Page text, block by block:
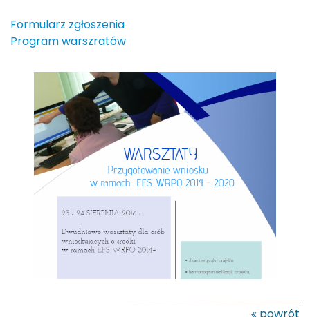
Formularz zgłoszenia
Program warszratów
powrót